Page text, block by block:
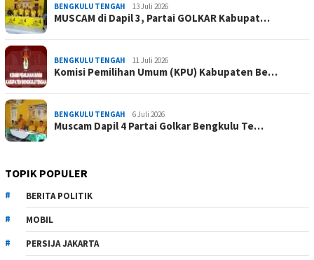
BENGKULU TENGAH 13 Juli 2026
MUSCAM di Dapil 3, Partai GOLKAR Kabupat…
BENGKULU TENGAH 11 Juli 2026
Komisi Pemilihan Umum (KPU) Kabupaten Be…
BENGKULU TENGAH 6 Juli 2026
Muscam Dapil 4 Partai Golkar Bengkulu Te…
TOPIK POPULER
BERITA POLITIK
MOBIL
PERSIJA JAKARTA